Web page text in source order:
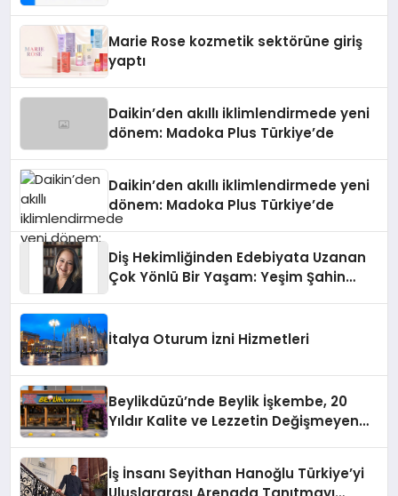
Marie Rose kozmetik sektörüne giriş
yaptı
Daikin’den akıllı iklimlendirmede yeni
dönem: Madoka Plus Türkiye’de
Daikin’den akıllı iklimlendirmede yeni
dönem: Madoka Plus Türkiye’de
Diş Hekimliğinden Edebiyata Uzanan
Çok Yönlü Bir Yaşam: Yeşim Şahin
İtalya Oturum İzni Hizmetleri
Beylikdüzü’nde Beylik İşkembe, 20
Yıldır Kalite ve Lezzetin Değişmeyen
İş İnsanı Seyithan Hanoğlu Türkiye’yi